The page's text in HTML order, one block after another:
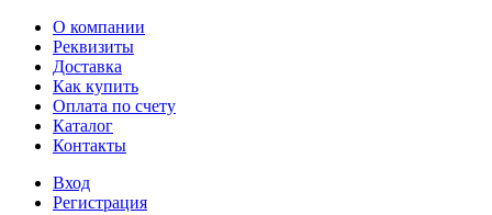
О компании
Реквизиты
Доставка
Как купить
Оплата по счету
Каталог
Контакты
Вход
Регистрация